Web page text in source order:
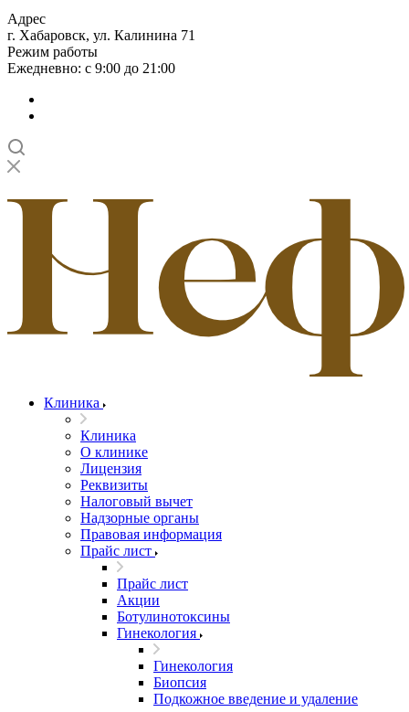
Адрес
г. Хабаровск, ул. Калинина 71
Режим работы
Ежедневно: с 9:00 до 21:00
Клиника
Клиника
О клинике
Лицензия
Реквизиты
Налоговый вычет
Надзорные органы
Правовая информация
Прайс лист
Прайс лист
Акции
Ботулинотоксины
Гинекология
Гинекология
Биопсия
Подкожное введение и удаление